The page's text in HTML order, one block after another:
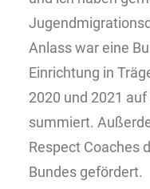
Anlass war eine
Einrichtung in
2020 und 2021
summiert.
Respect Coaches
Bundes gefördert.